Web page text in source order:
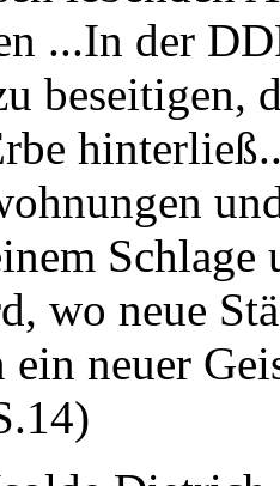
...In der
beseitigen,
Schlage
wo neue
ein neuer